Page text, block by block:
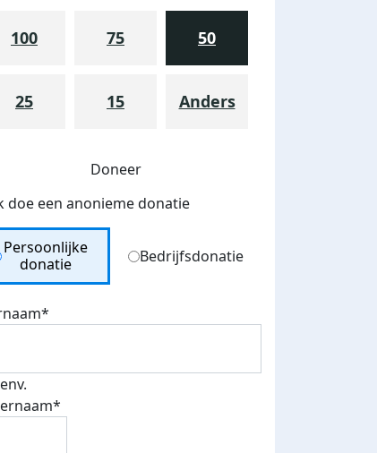
100 75 50
25 15 Anders
Doneer
doe een anonieme donatie
Type
Persoonlijke
donatie
Bedrijfsdonatie